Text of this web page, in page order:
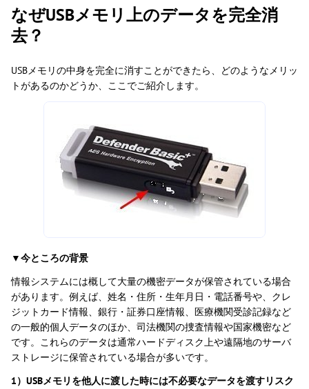
なぜUSBメモリ上のデータを完全消
去？
USBメモリの中身を完全に消すことができたら、どのようなメリッ
トがあるのかどうか、ここでご紹介します。
▼今ところの背景
情報システムには概して大量の機密データが保管されている場合
があります。例えば、姓名・住所・生年月日・電話番号や、クレ
ジットカード情報、銀行・証券口座情報、医療機関受診記録など
の一般的個人データのほか、司法機関の捜査情報や国家機密など
です。これらのデータは通常ハードディスク上や遠隔地のサーバ
ストレージに保管されている場合が多いです。
1）USBメモリを他人に渡した時には不必要なデータを渡すリスク